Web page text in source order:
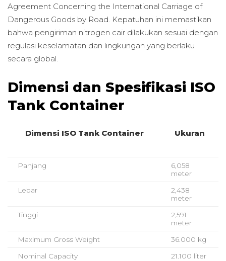
Agreement Concerning the International Carriage of
Dangerous Goods by Road. Kepatuhan ini memastikan
bahwa pengiriman nitrogen cair dilakukan sesuai dengan
regulasi keselamatan dan lingkungan yang berlaku
secara global.
Dimensi dan Spesifikasi ISO
Tank Container
Dimensi ISO Tank Container Ukuran
Panjang
6,058
meter
Lebar
2,438
meter
Tinggi
2,591
meter
Maximum Gross Weight 36.000 kg
Nominal Capacity 21.100 liter